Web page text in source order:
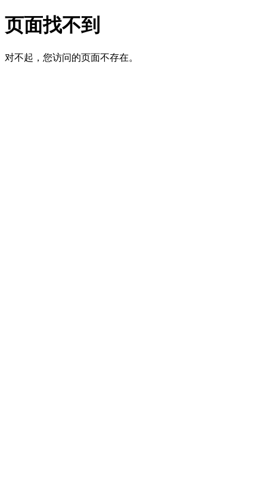
页面找不到
对不起，您访问的页面不存在。